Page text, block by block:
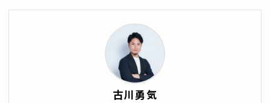
古川勇気